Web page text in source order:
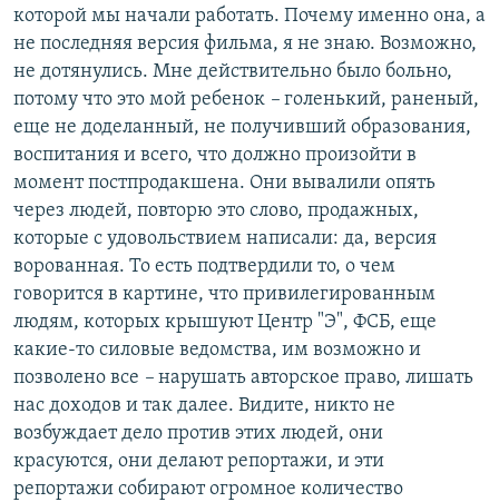
которой мы начали работать. Почему именно она, а
не последняя версия фильма, я не знаю. Возможно,
не дотянулись. Мне действительно было больно,
потому что это мой ребенок – голенький, раненый,
еще не доделанный, не получивший образования,
воспитания и всего, что должно произойти в
момент постпродакшена. Они вывалили опять
через людей, повторю это слово, продажных,
которые с удовольствием написали: да, версия
ворованная. То есть подтвердили то, о чем
говорится в картине, что привилегированным
людям, которых крышуют Центр "Э", ФСБ, еще
какие-то силовые ведомства, им возможно и
позволено все – нарушать авторское право, лишать
нас доходов и так далее. Видите, никто не
возбуждает дело против этих людей, они
красуются, они делают репортажи, и эти
репортажи собирают огромное количество